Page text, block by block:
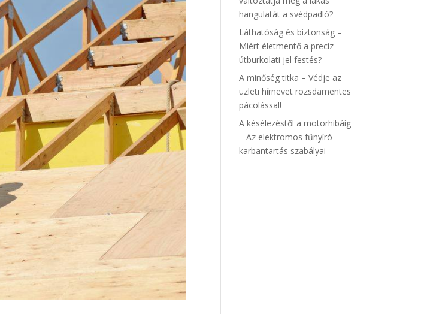
hangulatát a svédpadló?
Láthatóság és biztonság –
Miért életmentő a precíz
útburkolati jel festés?
A minőség titka – Védje az
üzleti hírnevet rozsdamentes
pácolással!
A késélezéstől a motorhibáig
– Az elektromos fűnyíró
karbantartás szabályai